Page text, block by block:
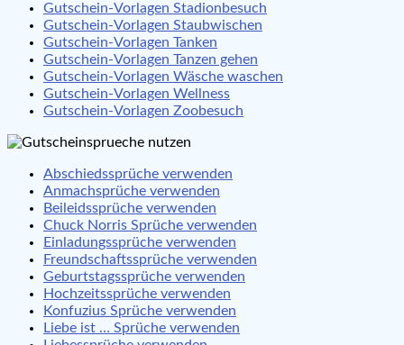
Gutschein-Vorlagen Stadionbesuch
Gutschein-Vorlagen Staubwischen
Gutschein-Vorlagen Tanken
Gutschein-Vorlagen Tanzen gehen
Gutschein-Vorlagen Wäsche waschen
Gutschein-Vorlagen Wellness
Gutschein-Vorlagen Zoobesuch
Abschiedssprüche verwenden
Anmachsprüche verwenden
Beileidssprüche verwenden
Chuck Norris Sprüche verwenden
Einladungssprüche verwenden
Freundschaftssprüche verwenden
Geburtstagssprüche verwenden
Hochzeitssprüche verwenden
Konfuzius Sprüche verwenden
Liebe ist … Sprüche verwenden